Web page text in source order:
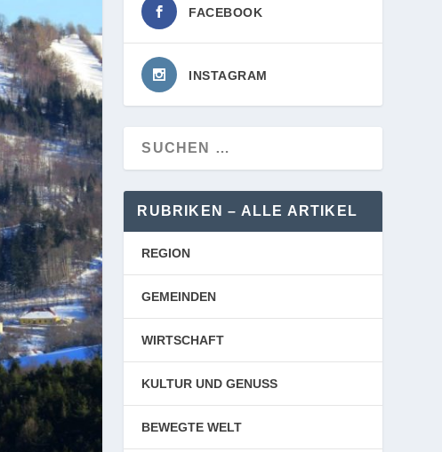
FACEBOOK
INSTAGRAM
RUBRIKEN – ALLE ARTIKEL
REGION
GEMEINDEN
WIRTSCHAFT
KULTUR UND GENUSS
BEWEGTE WELT